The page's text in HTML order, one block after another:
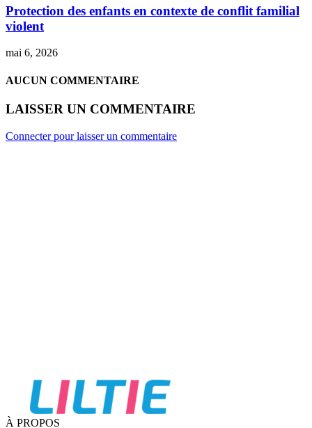
Protection des enfants en contexte de conflit familial
violent
mai 6, 2026
AUCUN COMMENTAIRE
LAISSER UN COMMENTAIRE
Connecter pour laisser un commentaire
À PROPOS